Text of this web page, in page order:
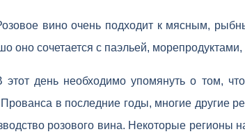
вино очень подходит к мясным,
оно сочетается с паэльей,
этот день необходимо упомянуть о том,
в последние годы, многие другие
розового вина. Некоторые регионы